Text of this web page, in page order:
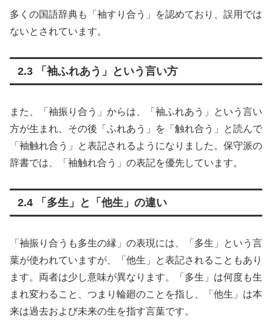
多くの国語辞典も「袖すり合う」を認めており、誤用では
ないとされています。
2.3 「袖ふれあう」という言い方
また、「袖振り合う」からは、「袖ふれあう」という言い
方が生まれ、その後「ふれあう」を「触れ合う」と読んで
「袖触れ合う」と表記されるようになりました。保守派の
辞書では、「袖触れ合う」の表記を優先しています。
2.4 「多生」と「他生」の違い
「袖振り合うも多生の縁」の表現には、「多生」という言
葉が使われていますが、「他生」と表記されることもあり
ます。両者は少し意味が異なります。「多生」は何度も生
まれ変わること、つまり輪廻のことを指し、「他生」は本
来は過去および未来の生を指す言葉です。